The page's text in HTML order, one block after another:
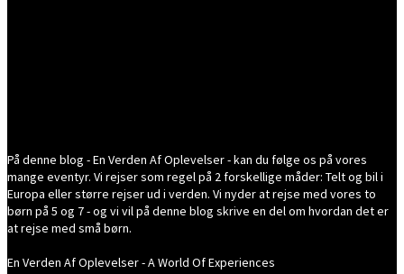
På denne blog - En Verden Af Oplevelser - kan du følge os på vores
mange eventyr. Vi rejser som regel på 2 forskellige måder: Telt og bil i
Europa eller større rejser ud i verden. Vi nyder at rejse med vores to
børn på 5 og 7 - og vi vil på denne blog skrive en del om hvordan det er
at rejse med små børn.
En Verden Af Oplevelser - A World Of Experiences